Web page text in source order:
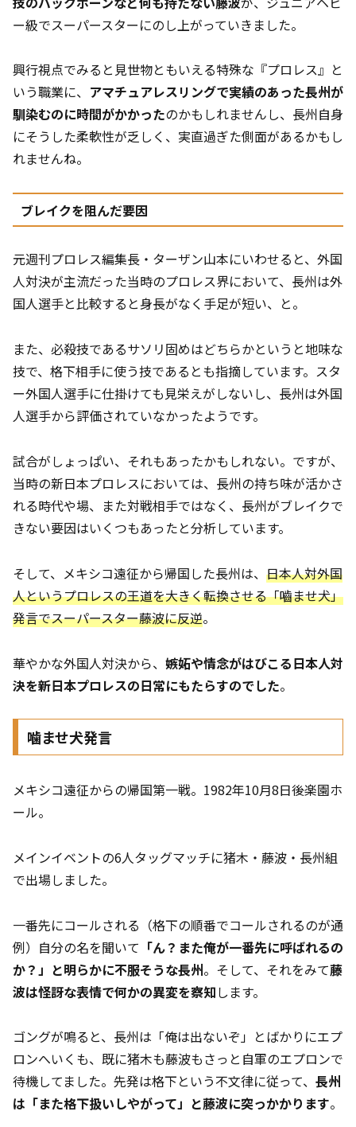
ー級でスーパースターにのし上がっていきました。
興行視点でみると見世物ともいえる特殊な『プロレス』と
いう職業に、 アマチュアレスリングで実績のあった長州が
馴染むのに時間がかかったのかもしれませんし、長州自身
にそうした柔軟性が乏しく、実直過ぎた側面があるかもし
れませんね。
ブレイクを阻んだ要因
元週刊プロレス編集長・ターザン山本にいわせると、外国
人対決が主流だった当時のプロレス界において、長州は外
国人選手と比較すると身長がなく手足が短い、と。
また、必殺技であるサソリ固めはどちらかというと地味な
技で、格下相手に使う技であるとも指摘しています。スタ
ー外国人選手に仕掛けても見栄えがしないし、長州は外国
人選手から評価されていなかったようです。
試合がしょっぱい、それもあったかもしれない。ですが、
当時の新日本プロレスにおいては、長州の持ち味が活かさ
れる時代や場、また対戦相手ではなく、長州がブレイクで
きない要因はいくつもあったと分析しています。
そして、メキシコ遠征から帰国した長州は、 日本人対外国
人というプロレスの王道を大きく転換させる「嚙ませ犬」
発言でスーパースター藤波に反逆。
華やかな外国人対決から、 嫉妬や情念がはびこる日本人対
決を新日本プロレスの日常にもたらすのでした。
噛ませ犬発言
メキシコ遠征からの帰国第一戦。1982年10月8日後楽園ホ
ール。
メインイベントの6人タッグマッチに猪木・藤波・長州組
で出場しました。
一番先にコールされる（格下の順番でコールされるのが通
例）自分の名を聞いて 「ん？また俺が一番先に呼ばれるの
か？」と明らかに不服そうな長州。そして、それをみて藤
波は怪訝な表情で何かの異変を察知します。
ゴングが鳴ると、長州は「俺は出ないぞ」とばかりにエプ
ロンへいくも、既に猪木も藤波もさっと自軍のエプロンで
待機してました。先発は格下という不文律に従って、 長州
は「また格下扱いしやがって」と藤波に突っかかります。